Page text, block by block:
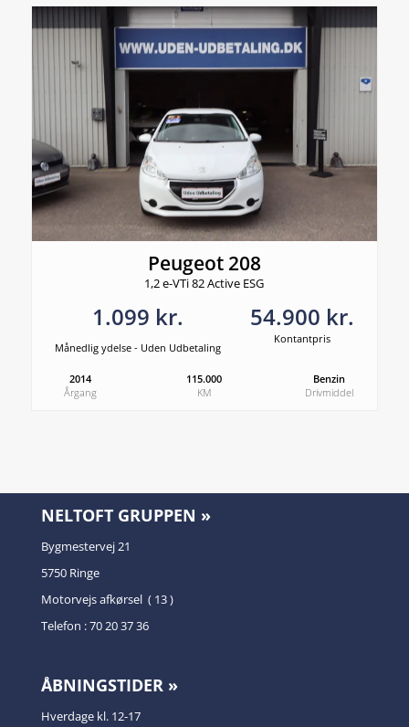
Peugeot 208
1,2 e-VTi 82 Active ESG
1.099 kr.
Månedlig ydelse - Uden Udbetaling
54.900 kr.
Kontantpris
2014
Årgang
115.000
KM
Benzin
Drivmiddel
NELTOFT GRUPPEN »
Bygmestervej 21
5750 Ringe
Motorvejs afkørsel ( 13 )
Telefon : 70 20 37 36
ÅBNINGSTIDER »
Hverdage kl. 12-17